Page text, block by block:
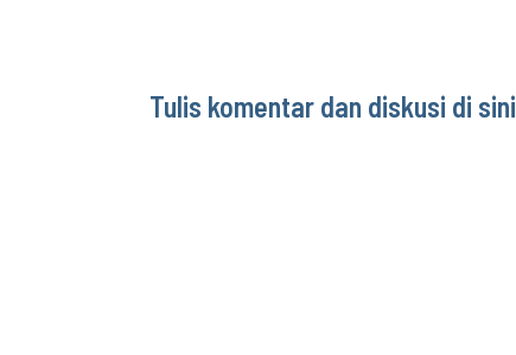
Tulis komentar dan diskusi di sini